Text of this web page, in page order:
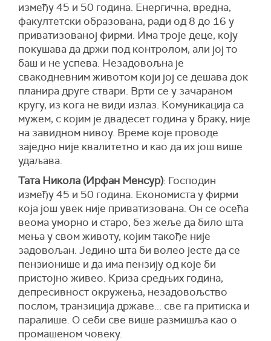
између 45 и 50 година. Енергична, вредна,
факултетски образована, ради од 8 до 16 у
приватизованој фирми. Има троје деце, коју
покушава да држи под контролом, али јој то
баш и не успева. Незадовољна је
свакодневним животом који јој се дешава док
планира друге ствари. Врти се у зачараном
кругу, из кога не види излаз. Комуникација са
мужем, с којим је двадесет година у браку, није
на завидном нивоу. Време које проводе
заједно није квалитетно и као да их још више
удаљава.
Тата Никола (Ирфан Менсур): Господин
између 45 и 50 година. Економиста у фирми
која још увек није приватизована. Он се осећа
веома уморно и старо, без жеље да било шта
мења у свом животу, којим такође није
задовољан. Једино шта би волео јесте да се
пензионише и да има пензију од које би
пристојно живео. Криза средњих година,
депресивност окружења, незадовољство
послом, транзиција државе... све га притиска и
паралише. О себи све више размишља као о
промашеном човеку.